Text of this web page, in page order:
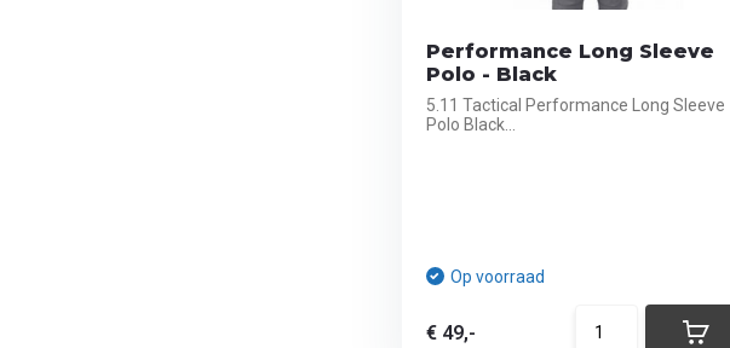
Performance Long Sleeve
Polo - Black
5.11 Tactical Performance Long Sleeve
Polo Black...
Op voorraad
€ 49,-